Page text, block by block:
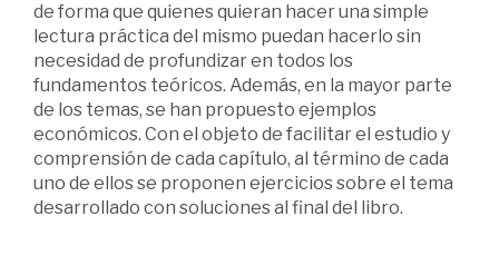
de forma que quienes quieran hacer una simple
lectura práctica del mismo puedan hacerlo sin
necesidad de profundizar en todos los
fundamentos teóricos. Además, en la mayor parte
de los temas, se han propuesto ejemplos
económicos. Con el objeto de facilitar el estudio y
comprensión de cada capítulo, al término de cada
uno de ellos se proponen ejercicios sobre el tema
desarrollado con soluciones al final del libro.